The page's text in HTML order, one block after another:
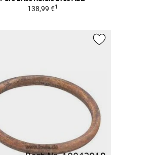
138,99 €1